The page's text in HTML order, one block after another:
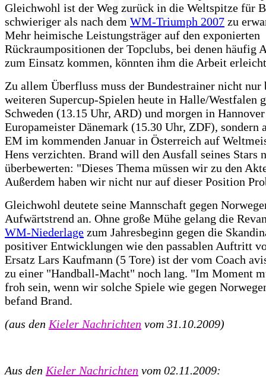
Gleichwohl ist der Weg zurück in die Weltspitze für
schwieriger als nach dem WM-Triumph 2007 zu
Mehr heimische Leistungsträger auf den exponierten
Rückraumpositionen der Topclubs, bei denen häufig
zum Einsatz kommen, könnten ihm die Arbeit
Zu allem Überfluss muss der Bundestrainer nicht nur
weiteren Supercup-Spielen heute in Halle/Westfalen
Schweden (13.15 Uhr, ARD) und morgen in
Europameister Dänemark (15.30 Uhr, ZDF), sondern
EM im kommenden Januar in Österreich auf
Hens verzichten. Brand will den Ausfall seines Stars
überbewerten: "Dieses Thema müssen wir zu den
Außerdem haben wir nicht nur auf dieser Position
Gleichwohl deutete seine Mannschaft gegen
Aufwärtstrend an. Ohne große Mühe gelang die
WM-Niederlage zum Jahresbeginn gegen die
positiver Entwicklungen wie den passablen Auftritt
Ersatz Lars Kaufmann (5 Tore) ist der vom Coach
zu einer "Handball-Macht" noch lang. "Im Moment
froh sein, wenn wir solche Spiele wie gegen
befand Brand.
(aus den Kieler Nachrichten vom 31.10.2009)
Aus den Kieler Nachrichten vom 02.11.2009: